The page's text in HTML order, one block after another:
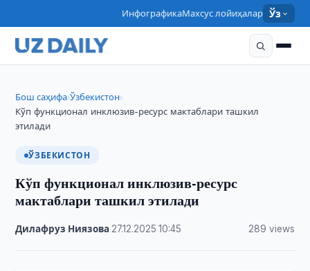
ИнфографикаМахсус лойиҳалар Ўз
Бош саҳифа›Ўзбекистон›
Кўп функционал инклюзив-ресурс мактаблари ташкил
этилади
ЎЗБЕКИСТОН
Кўп функционал инклюзив-ресурс
мактаблари ташкил этилади
Дилафруз Ниязова 27.12.2025 ·10:45 289 views